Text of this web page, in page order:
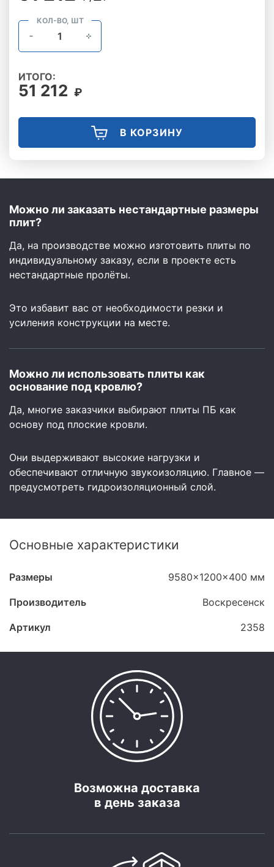
КОЛ-ВО, ШТ
ИТОГО:
51 212 ₽
В КОРЗИНУ
Можно ли заказать нестандартные размеры
плит?
Да, на производстве можно изготовить плиты по
индивидуальному заказу, если в проекте есть
нестандартные пролёты.
Это избавит вас от необходимости резки и
усиления конструкции на месте.
Можно ли использовать плиты как
основание под кровлю?
Да, многие заказчики выбирают плиты ПБ как
основу под плоские кровли.
Они выдерживают высокие нагрузки и
обеспечивают отличную звукоизоляцию. Главное —
предусмотреть гидроизоляционный слой.
Основные характеристики
Размеры 9580x1200x400 мм
Производитель Воскресенск
Артикул 2358
Возможна доставка
в день заказа